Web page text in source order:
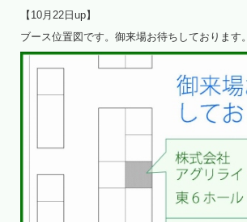
【10月22日up】
ブース位置図です。御来場お待ちしております。